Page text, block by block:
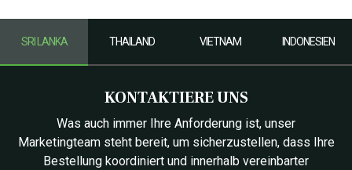
SRI LANKA THAILAND VIETNAM INDONESIEN
KONTAKTIERE UNS
Was auch immer Ihre Anforderung ist, unser
Marketingteam steht bereit, um sicherzustellen, dass Ihre
Bestellung koordiniert und innerhalb vereinbarter